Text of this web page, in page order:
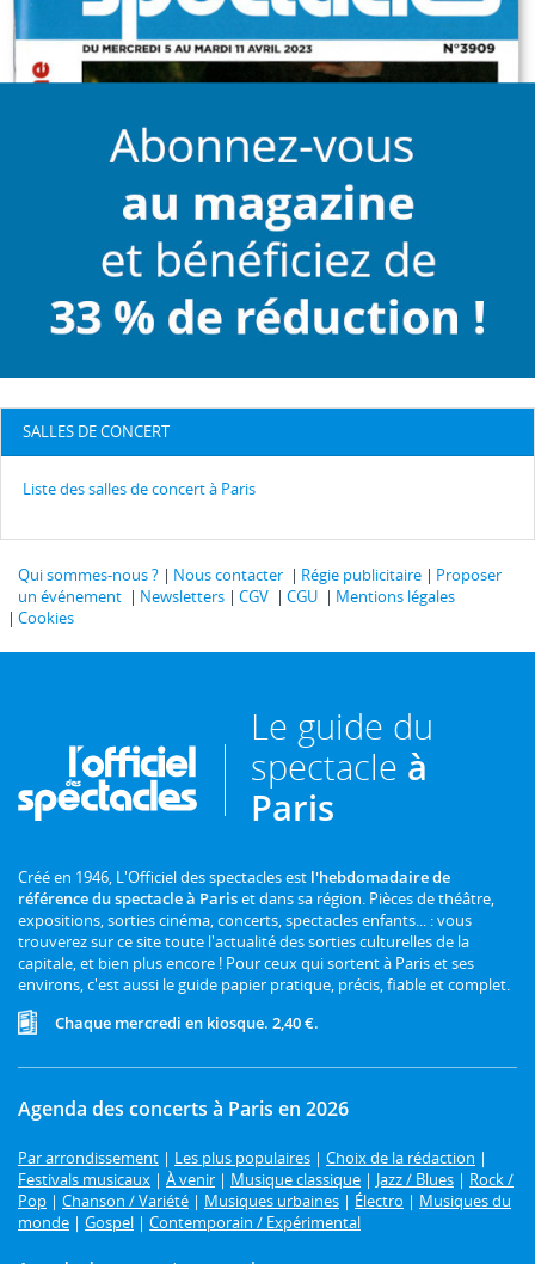
SALLES DE CONCERT
Liste des salles de concert à Paris
Qui sommes-nous ? Nous contacter Régie publicitaire
Proposer
un événement
Newsletters CGV CGU
Mentions légales
Cookies
Le guide du
spectacle à
Paris
Créé en 1946, L'Officiel des spectacles est l'hebdomadaire de
référence du spectacle à Pariset dans sa région. Pièces de théâtre,
expositions, sorties cinéma, concerts, spectacles enfants... : vous
trouverez sur ce site toute l'actualité des sorties culturelles de la
capitale, et bien plus encore ! Pour ceux qui sortent à Paris et ses
environs, c'est aussi le guide papier pratique, précis, fiable et complet.
Chaque mercredi en kiosque. 2,40 €.
Agenda des concerts à Paris en 2026
Par arrondissement | Les plus populaires | Choix de la rédaction |
Festivals musicaux | À venir | Musique classique | Jazz / Blues | Rock /
Pop | Chanson / Variété | Musiques urbaines | Électro | Musiques du
monde | Gospel | Contemporain / Expérimental